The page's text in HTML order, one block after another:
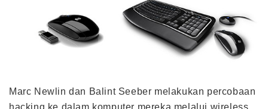
Marc Newlin dan Balint Seeber melakukan percobaan